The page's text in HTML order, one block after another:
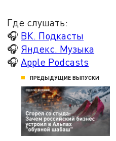
Где слушать:
🎧 ВК. Подкасты
🎧 Яндекс. Музыка
🎧Apple Podcasts
ПРЕДЫДУЩИЕ ВЫПУСКИ